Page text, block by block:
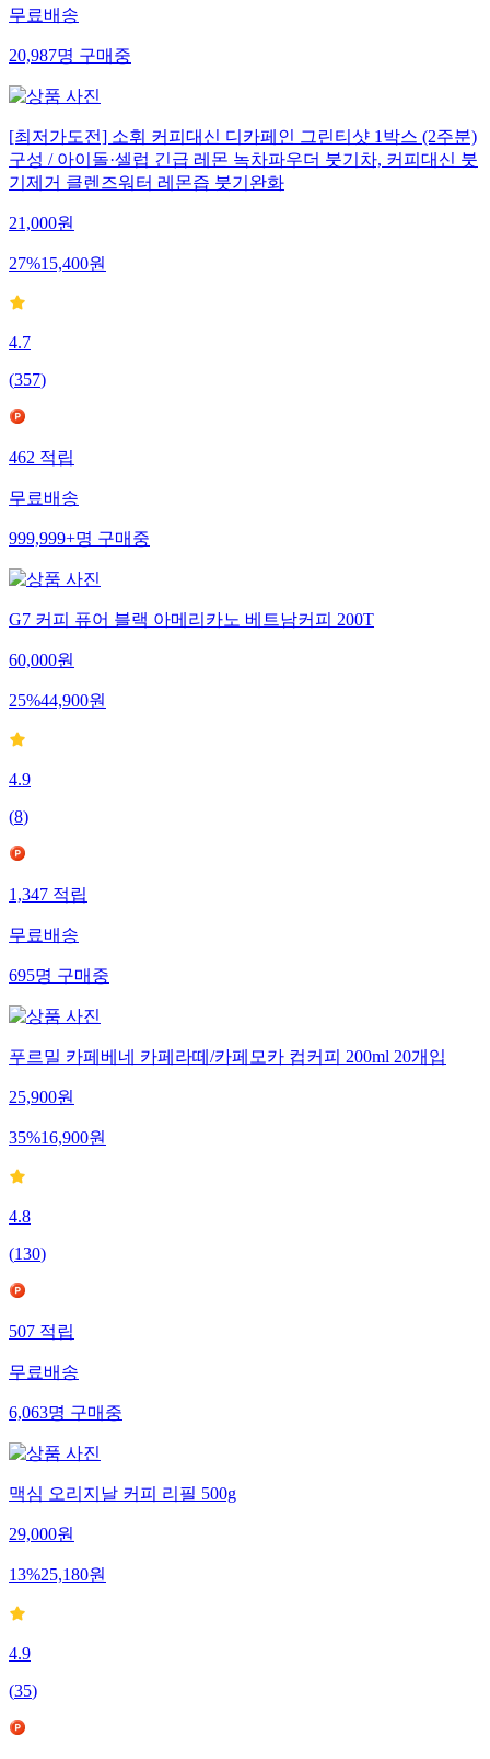
무료배송
20,987명 구매중
[최저가도전] 소휘 커피대신 디카페인 그린티샷 1박스 (2주분)
구성 / 아이돌·셀럽 긴급 레몬 녹차파우더 붓기차, 커피대신 붓
기제거 클렌즈워터 레몬즙 붓기완화
21,000원
27%15,400원
4.7
(357)
462 적립
무료배송
999,999+명 구매중
G7 커피 퓨어 블랙 아메리카노 베트남커피 200T
60,000원
25%44,900원
4.9
(8)
1,347 적립
무료배송
695명 구매중
푸르밀 카페베네 카페라떼/카페모카 컵커피 200ml 20개입
25,900원
35%16,900원
4.8
(130)
507 적립
무료배송
6,063명 구매중
맥심 오리지날 커피 리필 500g
29,000원
13%25,180원
4.9
(35)